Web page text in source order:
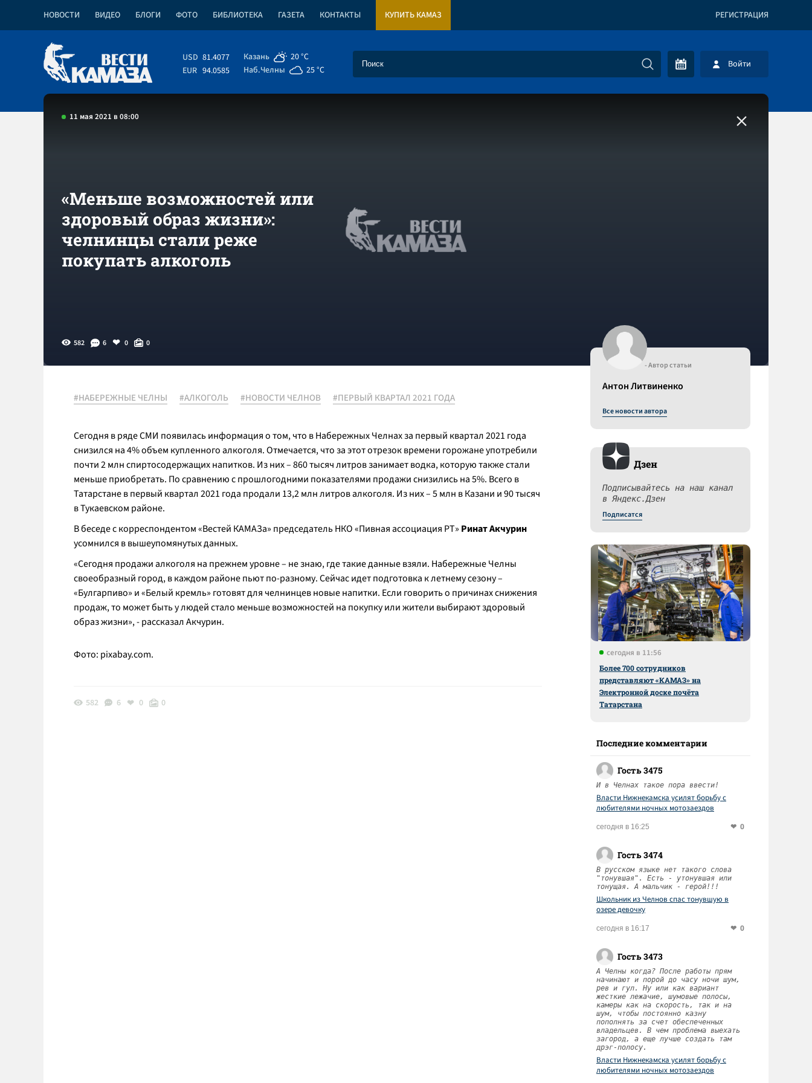
НОВОСТИ ВИДЕО БЛОГИ ФОТО БИБЛИОТЕКА ГАЗЕТА КОНТАКТЫ КУПИТЬ КАМАЗ РЕГИСТРАЦИЯ
USD 81.4077
EUR 94.0585
Казань
20 °C
Наб.Челны
25 °C Войти
11 мая 2021 в 08:00
«Меньше возможностей или
здоровый образ жизни»:
челнинцы стали реже
покупать алкоголь
582 6 0 0
#НАБЕРЕЖНЫЕ ЧЕЛНЫ #АЛКОГОЛЬ #НОВОСТИ ЧЕЛНОВ #ПЕРВЫЙ КВАРТАЛ 2021 ГОДА
Сегодня в ряде СМИ появилась информация о том, что в Набережных Челнах за первый квартал 2021 года
снизился на 4% объем купленного алкоголя. Отмечается, что за этот отрезок времени горожане употребили
почти 2 млн спиртосодержащих напитков. Из них – 860 тысяч литров занимает водка, которую также стали
меньше приобретать. По сравнению с прошлогодними показателями продажи снизились на 5%. Всего в
Татарстане в первый квартал 2021 года продали 13,2 млн литров алкоголя. Из них – 5 млн в Казани и 90 тысяч
в Тукаевском районе.
В беседе с корреспондентом «Вестей КАМАЗа» председатель НКО «Пивная ассоциация РТ» Ринат Акчурин
усомнился в вышеупомянутых данных.
«Сегодня продажи алкоголя на прежнем уровне – не знаю, где такие данные взяли. Набережные Челны
своеобразный город, в каждом районе пьют по-разному. Сейчас идет подготовка к летнему сезону –
«Булгарпиво» и «Белый кремль» готовят для челнинцев новые напитки. Если говорить о причинах снижения
продаж, то может быть у людей стало меньше возможностей на покупку или жители выбирают здоровый
образ жизни», - рассказал Акчурин.
Фото: pixabay.com.
582 6 0 0
- Автор статьи
Антон Литвиненко
Все новости автора
Дзен
Подписывайтесь на наш канал
в Яндекс.Дзен
Подписатся
сегодня в 11:56
Более 700 сотрудников
представляют «КАМАЗ» на
Электронной доске почёта
Татарстана
Последние комментарии
Гость 3475
И в Челнах такое пора ввести!
Власти Нижнекамска усилят борьбу с
любителями ночных мотозаездов
сегодня в 16:25 0
Гость 3474
В русском языке нет такого слова
"тонувшая". Есть - утонувшая или
тонущая. А мальчик - герой!!!
Школьник из Челнов спас тонувшую в
озере девочку
сегодня в 16:17 0
Гость 3473
А Челны когда? После работы прям
начинают и порой до часу ночи шум,
рев и гул. Ну или как вариант
жесткие лежачие, шумовые полосы,
камеры как на скорость, так и на
шум, чтобы постоянно казну
пополнять за счет обеспеченных
владельцев. В чем проблема выехать
загород, а еще лучше создать там
дрэг-полосу.
Власти Нижнекамска усилят борьбу с
любителями ночных мотозаездов